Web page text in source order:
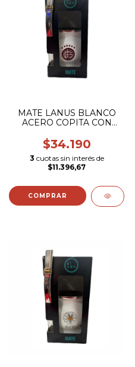
MATE LANUS BLANCO
ACERO COPITA CON
COLOR)
$34.190
3 cuotas sin interés de
$11.396,67